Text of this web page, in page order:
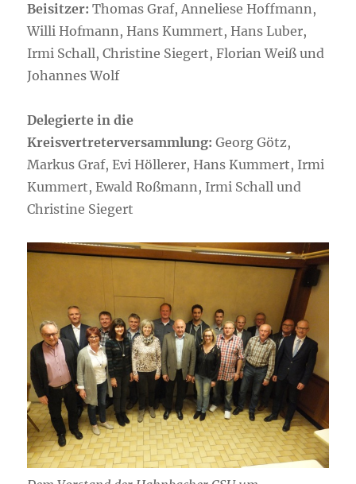
Beisitzer: Thomas Graf, Anneliese Hoffmann,
Willi Hofmann, Hans Kummert, Hans Luber,
Irmi Schall, Christine Siegert, Florian Weiß und
Johannes Wolf
Delegierte in die
Kreisvertreterversammlung: Georg Götz,
Markus Graf, Evi Höllerer, Hans Kummert, Irmi
Kummert, Ewald Roßmann, Irmi Schall und
Christine Siegert